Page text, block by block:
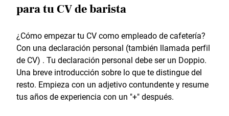
para tu CV de barista
¿Cómo empezar tu CV como empleado de cafetería?
Con una declaración personal (también llamada perfil
de CV) . Tu declaración personal debe ser un Doppio.
Una breve introducción sobre lo que te distingue del
resto. Empieza con un adjetivo contundente y resume
tus años de experiencia con un "+" después.